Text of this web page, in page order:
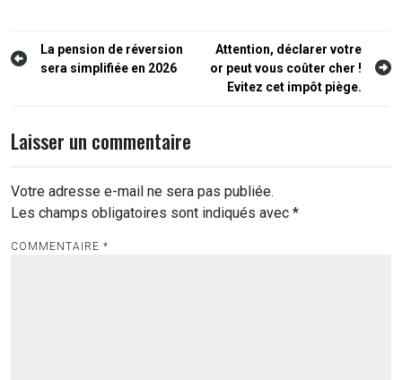
Navigation
La pension de réversion
sera simplifiée en 2026
Attention, déclarer votre
or peut vous coûter cher !
Evitez cet impôt piège.
Laisser un commentaire
Votre adresse e-mail ne sera pas publiée.
Les champs obligatoires sont indiqués avec *
COMMENTAIRE *